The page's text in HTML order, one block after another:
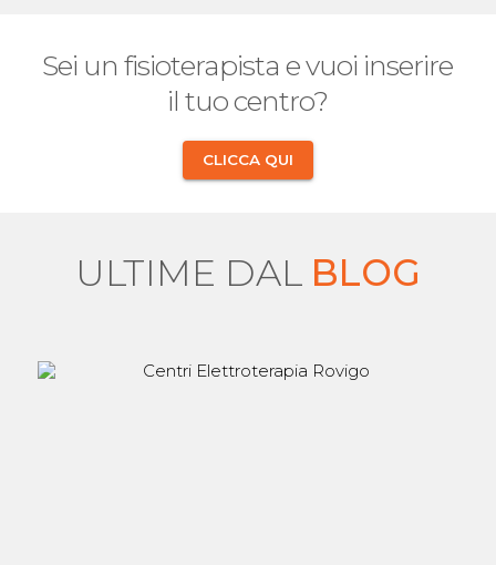
Sei un fisioterapista e vuoi inserire
il tuo centro?
CLICCA QUI
ULTIME DAL BLOG